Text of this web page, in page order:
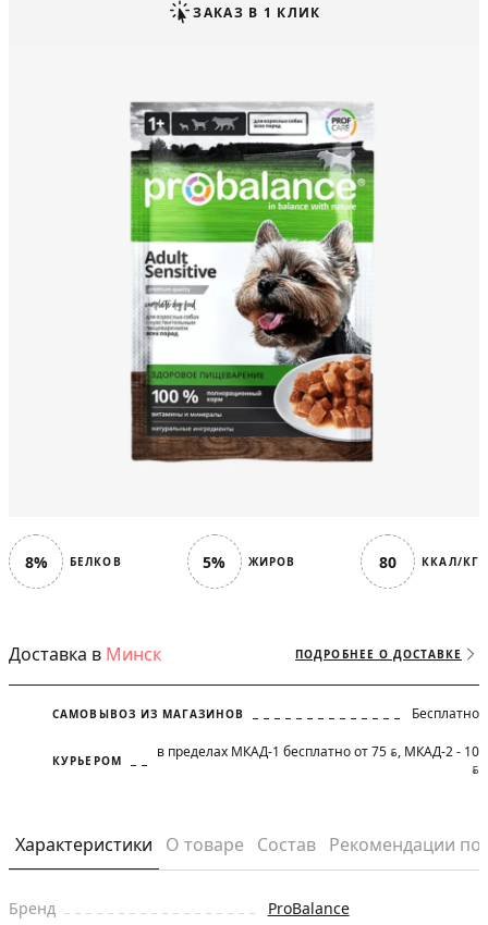
8% БЕЛКОВ 5% ЖИРОВ 80 ККАЛ/КГ
Доставка в Минск ПОДРОБНЕЕ О ДОСТАВКЕ
САМОВЫВОЗ ИЗ МАГАЗИНОВ Бесплатно
КУРЬЕРОМ в пределах МКАД-1 бесплатно от 75 BYN, МКАД-2 - 10
BYN
Характеристики О товаре Состав Рекомендации
Бренд ProBalance
ЗАКАЗ В 1 КЛИК